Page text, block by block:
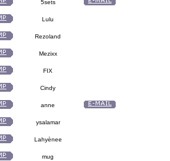
5sets
Lulu
Rezoland
Mezixx
FIX
Cindy
anne
ysalamar
Lahyènee
mug